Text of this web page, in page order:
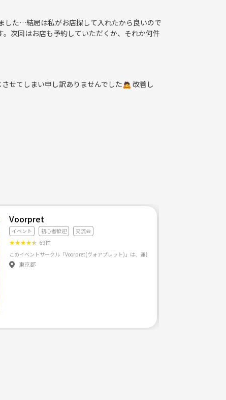
した…結局は私がお店探して入れたから良いので
次回はお店も予約していただくか、それか何件
せてしまい申し訳ありませんでした🙇 改善し
ル）Planning agentグループサークル
Voorpret
イベント 初心者歓迎 交流会
★★★★★ 69件
東京都